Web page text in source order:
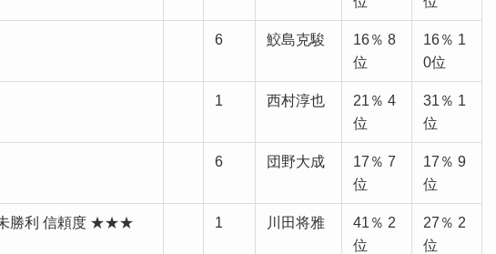
6 鮫島克駿
16％ 8
位
16％ 1
0位
1 西村淳也
21％ 4
位
31％ 1
位
6 団野大成
17％ 7
位
17％ 9
位
未勝利 信頼度 ★★★
1 川田将雅
41％ 2
位
27％ 2
位